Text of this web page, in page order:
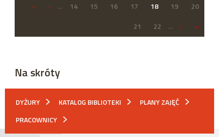
« ‹ … 14 15 16 17 18 19
20
21
22 … › »
Na skróty
DYŻURY KATALOG BIBLIOTEKI
PLANY ZAJĘĆ
PRACOWNICY